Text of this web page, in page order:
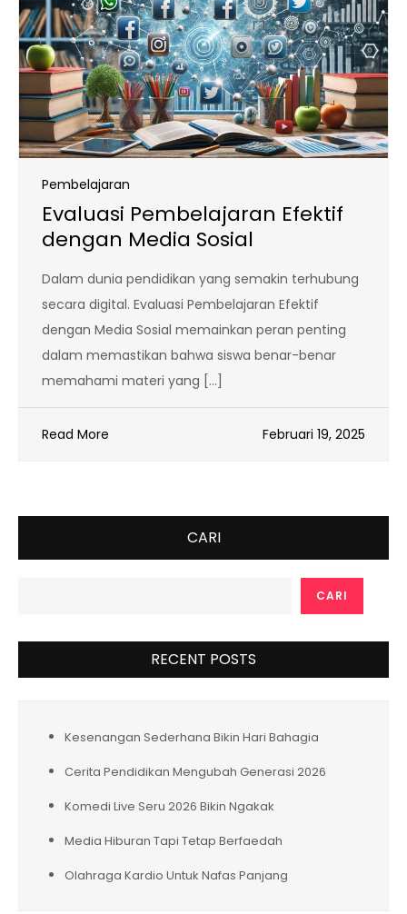
Pembelajaran
Evaluasi Pembelajaran Efektif
dengan Media Sosial
Dalam dunia pendidikan yang semakin terhubung
secara digital. Evaluasi Pembelajaran Efektif
dengan Media Sosial memainkan peran penting
dalam memastikan bahwa siswa benar-benar
memahami materi yang […]
Read More Februari 19, 2025
CARI
CARI
RECENT POSTS
Kesenangan Sederhana Bikin Hari Bahagia
Cerita Pendidikan Mengubah Generasi 2026
Komedi Live Seru 2026 Bikin Ngakak
Media Hiburan Tapi Tetap Berfaedah
Olahraga Kardio Untuk Nafas Panjang